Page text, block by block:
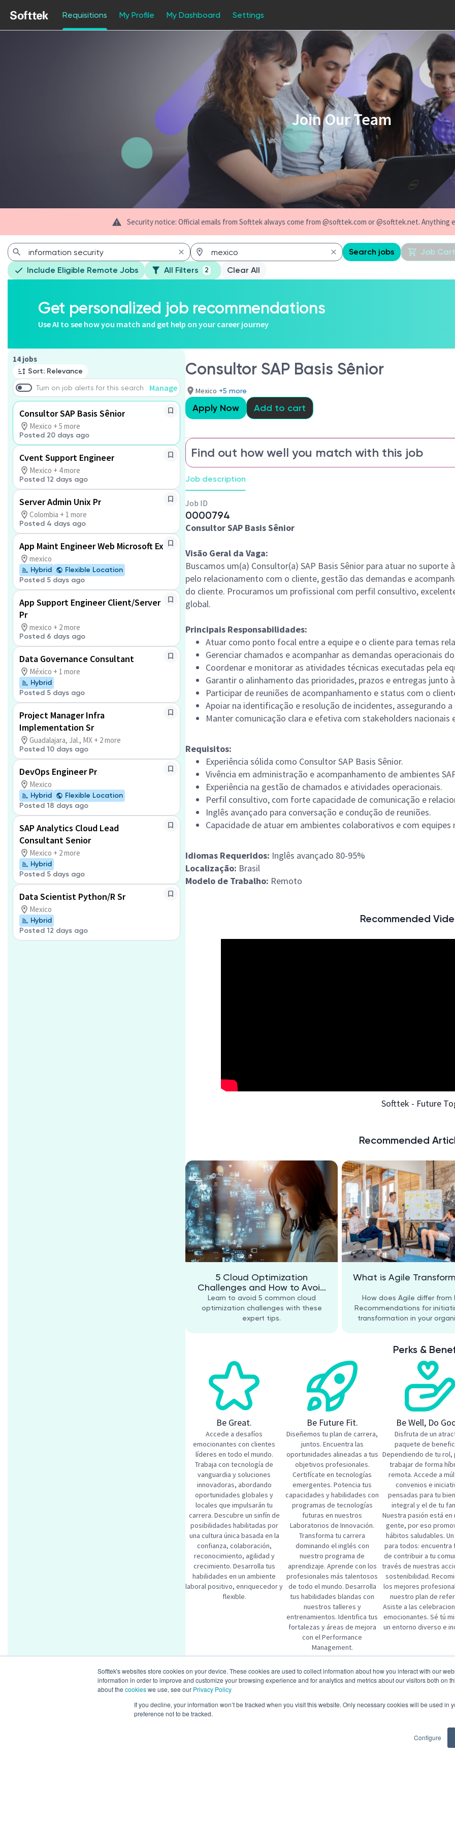
Softtek's websites store cookies on your device. These cookies are used to collect information about how you interact with our
information in order to improve and customize your browsing experience and for analytics and metrics about our visitors both on
about the cookieswe use, see our Privacy Policy
If you decline, your information won’t be tracked when you visit this website. Only necessary cookies will be used in
preference not to be tracked.
Configure
Requisitions My Profile My Dashboard Settings
Join Our Team
Security notice: Official emails from Softtek always come from @softtek.com or @softtek.net. Anything
Search jobs Job Cart
Include Eligible Remote Jobs All Filters 2 Clear All
Get personalized job recommendations
Use AI to see how you match and get help on your career journey
14 jobs
Sort: Relevance
Turn on job alerts for this search Manage
Consultor SAP Basis Sênior
Mexico + 5 more
Posted 20 days ago
Cvent Support Engineer
Mexico + 4 more
Posted 12 days ago
Server Admin Unix Pr
Colombia + 1 more
Posted 4 days ago
App Maint Engineer Web Microsoft Ex
mexico
Hybrid
Flexible Location
Posted 5 days ago
App Support Engineer Client/Server
Pr
mexico + 2 more
Posted 6 days ago
Data Governance Consultant
México + 1 more
Hybrid
Posted 5 days ago
Project Manager Infra
Implementation Sr
Guadalajara, Jal., MX + 2 more
Posted 10 days ago
DevOps Engineer Pr
Mexico
Hybrid
Flexible Location
Posted 18 days ago
SAP Analytics Cloud Lead
Consultant Senior
Mexico + 2 more
Hybrid
Posted 5 days ago
Data Scientist Python/R Sr
Mexico
Hybrid
Posted 12 days ago
Page 1 of 2
Consultor SAP Basis Sênior
Mexico +5 more
Apply Now Add to cart
Find out how well you match with this job
Job description
Job ID
0000794
Consultor SAP Basis Sênior
Visão Geral da Vaga:
Buscamos um(a) Consultor(a) SAP Basis Sênior para atuar no
pelo relacionamento com o cliente, gestão das demandas e
do cliente. Procuramos um profissional com perfil consultivo,
global.
Principais Responsabilidades:
Atuar como ponto focal entre a equipe e o cliente para temas
Gerenciar chamados e acompanhar as demandas operacionais
Coordenar e monitorar as atividades técnicas executadas pela
Garantir o alinhamento das prioridades, prazos e entregas junto
Participar de reuniões de acompanhamento e status com o
Apoiar na identificação e resolução de incidentes, assegurando
Manter comunicação clara e efetiva com stakeholders nacionais
Requisitos:
Experiência sólida como Consultor SAP Basis Sênior.
Vivência em administração e acompanhamento de ambientes
Experiência na gestão de chamados e atividades operacionais.
Perfil consultivo, com forte capacidade de comunicação e
Inglês avançado para conversação e condução de reuniões.
Capacidade de atuar em ambientes colaborativos e com
Idiomas Requeridos: Inglês avançado 80-95%
Localização: Brasil
Modelo de Trabalho: Remoto
Recommended
Softtek - Future
Recommended
5 Cloud Optimization
Challenges and How to Avoid
Them
Learn to avoid 5 common cloud
optimization challenges with these
expert tips.
What is Agile
How does Agile differ from
Recommendations for
transformation in your
Perks &
Be Great.
Accede a desafíos
emocionantes con clientes
líderes en todo el mundo.
Trabaja con tecnología de
vanguardia y soluciones
innovadoras, abordando
oportunidades globales y
locales que impulsarán tu
carrera. Descubre un sinfín de
posibilidades habilitadas por
una cultura única basada en la
confianza, colaboración,
reconocimiento, agilidad y
crecimiento.​ Desarrolla tus
habilidades en un ambiente
laboral positivo, enriquecedor y
flexible.
Be Future Fit.
Diseñemos tu plan de carrera,
juntos. Encuentra las
oportunidades alineadas a tus
objetivos profesionales.
Certifícate en tecnologías
emergentes. Potencia tus
capacidades y habilidades con
programas de tecnologías
futuras en nuestros
Laboratorios de Innovación.
Transforma tu carrera
dominando el inglés con
nuestro programa de
aprendizaje. Aprende con los
profesionales más talentosos
de todo el mundo. Desarrolla
tus habilidades blandas con
nuestros talleres y
entrenamientos. Identifica tus
fortalezas y áreas de mejora
con el Performance
Management.
Be Well, Do
Disfruta de un
paquete de
Dependiendo de tu rol,
trabajar de forma
remota. Accede a
convenios e
pensadas para tu
integral y el de tu
Nuestra pasión está en
gente, por eso
hábitos saludables.​
para todos: encuentra
de contribuir a tu
través de nuestras
sostenibilidad.
los mejores
nuestro plan de
Asiste a las
emocionantes. Sé tú
un entorno diverso e
Similar jobs
SAP Basis Consultant Senior
Mexico + 1 more
Hybrid
Posted 4 days ago
SAP Cloud ALM Lead